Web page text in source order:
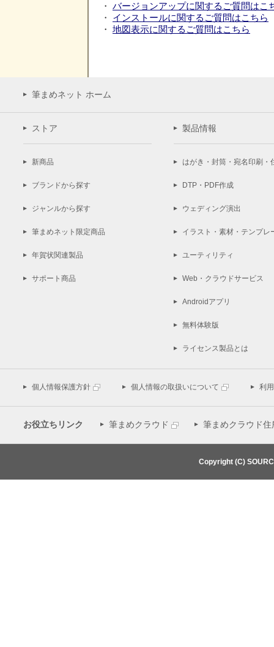
・ バージョンアップに関するご質問はこ
・ インストールに関するご質問はこちら
・ 地図表示に関するご質問はこちら
筆まめネット ホーム
ストア
新商品
ブランドから探す
ジャンルから探す
筆まめネット限定商品
年賀状関連製品
サポート商品
製品情報
はがき・封筒・宛名印刷・
DTP・PDF作成
ウェディング演出
イラスト・素材・テンプレ
ユーティリティ
Web・クラウドサービス
Androidアプリ
無料体験版
ライセンス製品とは
個人情報保護方針 個人情報の取扱いについて 利
お役立ちリンク 筆まめクラウド 筆まめクラウド住
Copyright (C)